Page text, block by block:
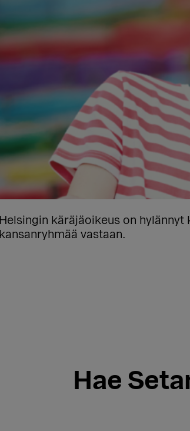
Helsingin käräjäoikeus on
kansanryhmää vastaan.
Hae